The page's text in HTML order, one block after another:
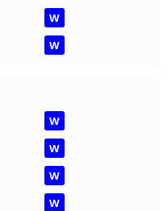
W
W
W
W
W
W